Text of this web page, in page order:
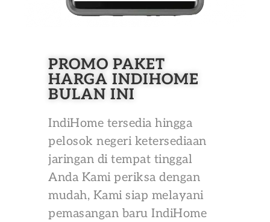
PROMO PAKET
HARGA INDIHOME
BULAN INI
IndiHome tersedia hingga
pelosok negeri ketersediaan
jaringan di tempat tinggal
Anda Kami periksa dengan
mudah, Kami siap melayani
pemasangan baru IndiHome